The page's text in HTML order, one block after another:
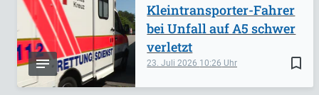
bookmark_border
23. Juli 2026 10:26
Kleintransporter-Fahrer
bei Unfall auf A5 schwer
verletzt